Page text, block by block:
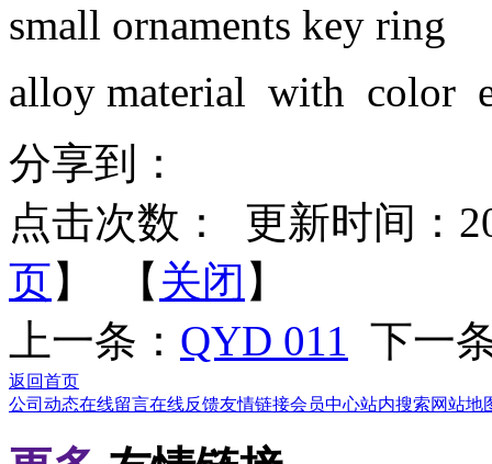
small ornaments key ring
alloy material with color
分享到：
点击次数：
更新时间：
页】 【 关闭 】
上一条： QYD 011 下一
返回首页
公司动态在线留言在线反馈友情链接会员中心站内搜索网站地